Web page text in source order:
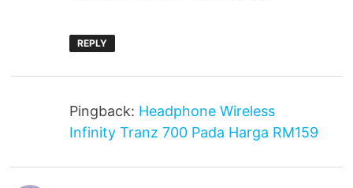
REPLY
Pingback: Headphone Wireless
Infinity Tranz 700 Pada Harga RM159